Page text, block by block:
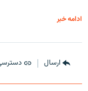
ادامه خبر
ارسال